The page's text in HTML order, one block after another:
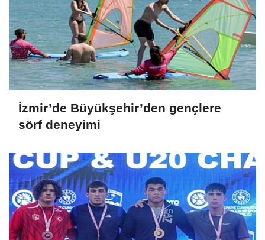
İzmir’de Büyükşehir’den gençlere
sörf deneyimi